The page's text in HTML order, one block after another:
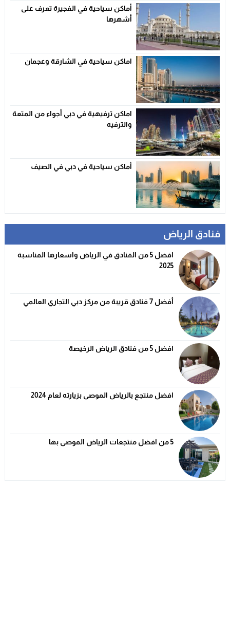
أماكن سياحية في الفجيرة تعرف على
أشهرها
اماكن سياحية في الشارقة وعجمان
اماكن ترفيهية في دبي أجواء من المتعة
والترفيه
أماكن سياحية في دبي في الصيف
فنادق الرياض
افضل 5 من الفنادق في الرياض واسعارها المناسبة
2025
أفضل 7 فنادق قريبة من مركز دبي التجاري العالمي
افضل 5 من فنادق الرياض الرخيصة
افضل منتجع بالرياض الموصى بزيارته لعام 2024
5 من افضل منتجعات الرياض الموصى بها